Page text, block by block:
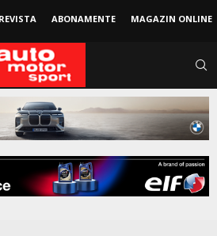
REVISTA ABONAMENTE MAGAZIN ONLINE